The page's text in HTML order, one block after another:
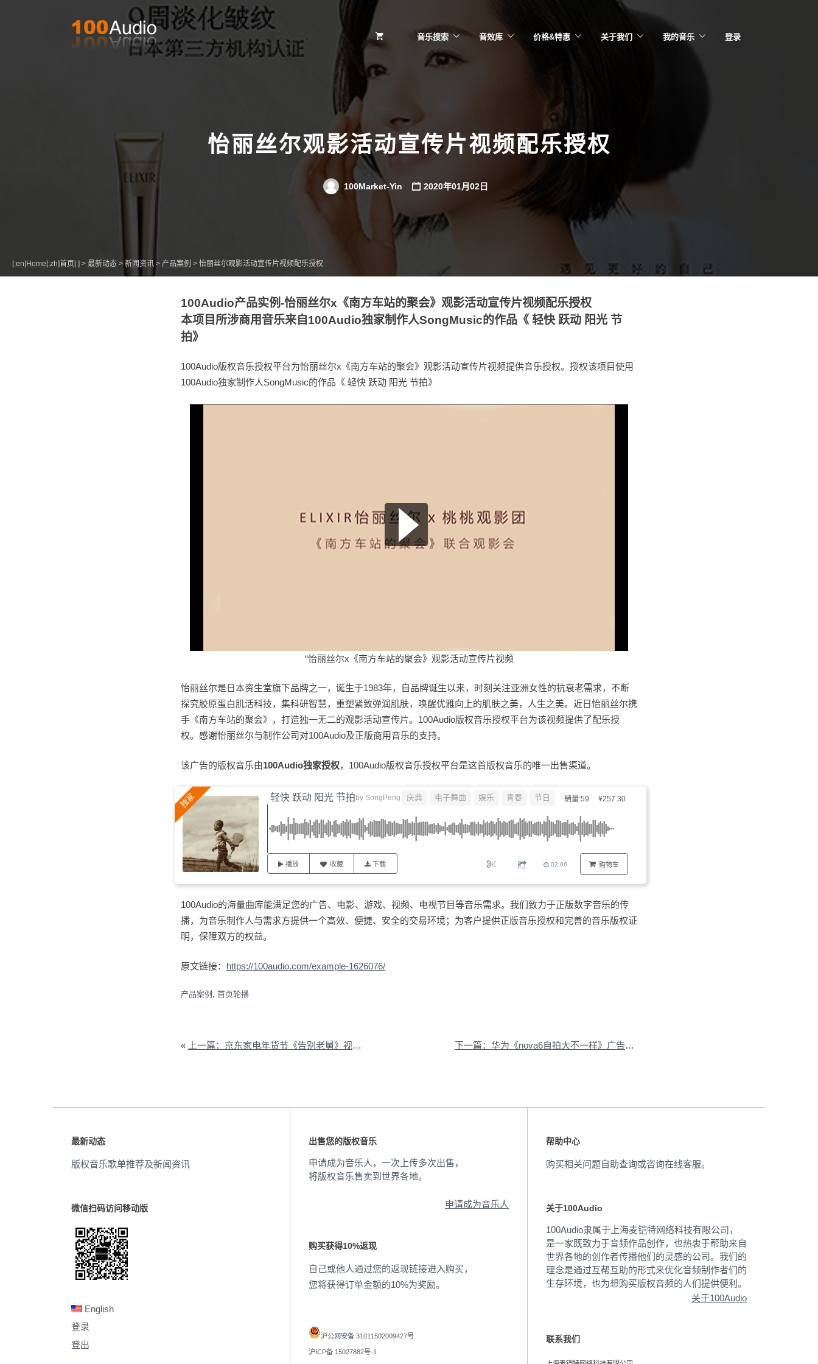
音乐搜索 音效库 价格&特惠 关于我们 我的音乐 登录
怡丽丝尔观影活动宣传片视频配乐授权
100Market-Yin 2020年01月02日
[:en]Home[:zh]首页[:] > 最新动态 > 新闻资讯 > 产品案例 > 怡丽丝尔观影活动宣传片视频配乐授权
100Audio产品实例-怡丽丝尔x《南方车站的聚会》观影活动宣传片视频配乐授权
本项目所涉商用音乐来自100Audio独家制作人SongMusic的作品《 轻快 跃动 阳光 节
拍》
100Audio版权音乐授权平台为怡丽丝尔x《南方车站的聚会》观影活动宣传片视频提供音乐授权。授权该项目使用
100Audio独家制作人SongMusic的作品《 轻快 跃动 阳光 节拍》
“怡丽丝尔x《南方车站的聚会》观影活动宣传片视频
怡丽丝尔是日本资生堂旗下品牌之一，诞生于1983年，自品牌诞生以来，时刻关注亚洲女性的抗衰老需求，不断
探究胶原蛋白肌活科技，集科研智慧，重塑紧致弹润肌肤，唤醒优雅向上的肌肤之美，人生之美。近日怡丽丝尔携
手《南方车站的聚会》，打造独一无二的观影活动宣传片。100Audio版权音乐授权平台为该视频提供了配乐授
权。感谢怡丽丝尔与制作公司对100Audio及正版商用音乐的支持。
该广告的版权音乐由100Audio独家授权，100Audio版权音乐授权平台是这首版权音乐的唯一出售渠道。
销量:59 ¥257.30
购物车
轻快 跃动 阳光 节拍 by SongPeng 庆典 电子舞曲 娱乐 青春 节日
播放 收藏 下载 02:06
100Audio的海量曲库能满足您的广告、电影、游戏、视频、电视节目等音乐需求。我们致力于正版数字音乐的传
播，为音乐制作人与需求方提供一个高效、便捷、安全的交易环境；为客户提供正版音乐授权和完善的音乐版权证
明，保障双方的权益。
原文链接： https://100audio.com/example-1626076/
产品案例 , 首页轮播
« 上一篇：京东家电年货节《告别老舅》视频配乐授权 下一篇：华为《nova6自拍大不一样》广告配乐授权
最新动态
版权音乐歌单推荐及新闻资讯
微信扫码访问移动版
English
登录
登出
出售您的版权音乐
申请成为音乐人，一次上传多次出售，
将版权音乐售卖到世界各地。
申请成为音乐人
购买获得10%返现
自己或他人通过您的返现链接进入购买，
您将获得订单金额的10%为奖励。
沪公网安备 31011502009427号
沪ICP备 15027882号-1
帮助中心
购买相关问题自助查询或咨询在线客服。
关于100Audio
100Audio隶属于上海麦铠特网络科技有限公司，
是一家既致力于音频作品创作，也热衷于帮助来自
世界各地的创作者传播他们的灵感的公司。我们的
理念是通过互帮互助的形式来优化音频制作者们的
生存环境，也为想购买版权音频的人们提供便利。
关于100Audio
联系我们